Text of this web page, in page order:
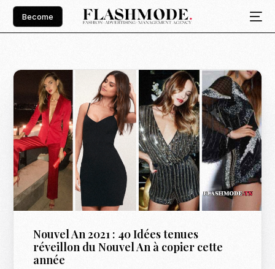
Become
Nouvel An 2021 : 40 Idées tenues
réveillon du Nouvel An à copier cette
année